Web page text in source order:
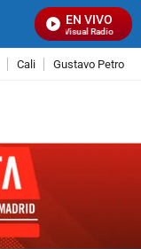
EN VIVO
Señal Visual Radio
Cali Gustavo Petro